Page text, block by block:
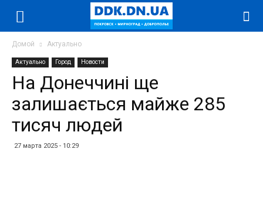
Домой Актуально
Актуально Город Новости
На Донеччині ще
залишається майже 285
тисяч людей
27 марта 2025 - 10:29